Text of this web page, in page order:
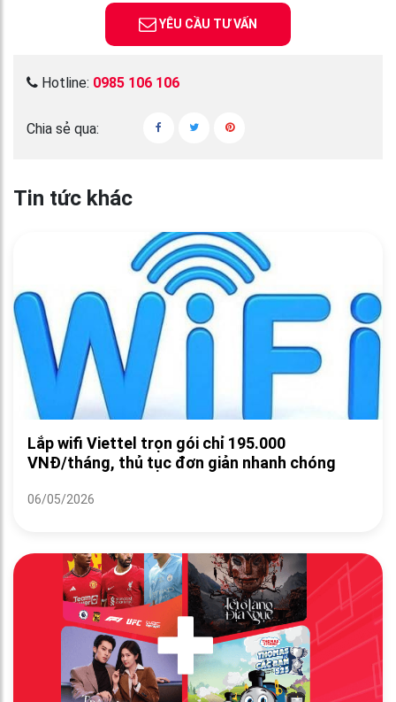
YÊU CẦU TƯ VẤN
Hotline: 0985 106 106
Chia sẻ qua:
Tin tức khác
Lắp wifi Viettel trọn gói chỉ 195.000
VNĐ/tháng, thủ tục đơn giản nhanh chóng
06/05/2026